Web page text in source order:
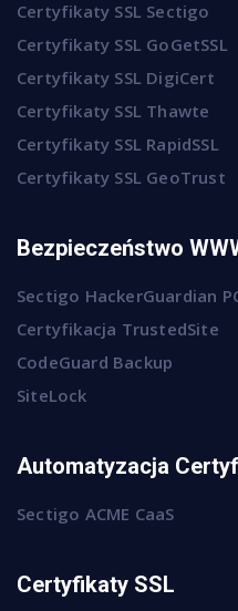
Certyfikaty SSL Sectigo
Certyfikaty SSL GoGetSSL
Certyfikaty SSL DigiCert
Certyfikaty SSL Thawte
Certyfikaty SSL RapidSSL
Certyfikaty SSL GeoTrust
Bezpieczeństwo
Sectigo HackerGuardian
Certyfikacja TrustedSite
CodeGuard Backup
SiteLock
Automatyzacja
Sectigo ACME CaaS
Certyfikaty SSL